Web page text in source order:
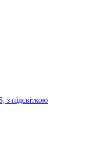
з підсвіткою